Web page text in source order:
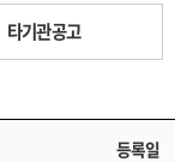
타기관공고
등록일